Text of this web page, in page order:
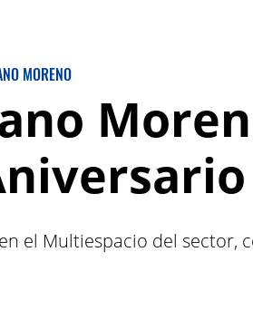
MORENO
el Multiespacio del sector,